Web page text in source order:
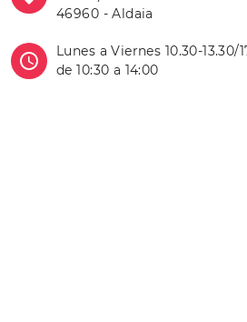
46960 - Aldaia
Lunes a Viernes 10.30-13.30/
de 10:30 a 14:00